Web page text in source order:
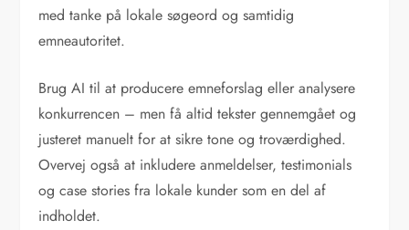
med tanke på lokale søgeord og samtidig
emneautoritet.
Brug AI til at producere emneforslag eller analysere
konkurrencen – men få altid tekster gennemgået og
justeret manuelt for at sikre tone og troværdighed.
Overvej også at inkludere anmeldelser, testimonials
og case stories fra lokale kunder som en del af
indholdet.